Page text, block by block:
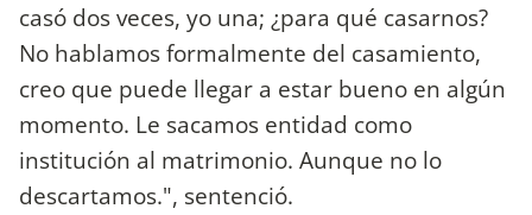
casó dos veces, yo una; ¿para qué casarnos?
No hablamos formalmente del casamiento,
creo que puede llegar a estar bueno en algún
momento. Le sacamos entidad como
institución al matrimonio. Aunque no lo
descartamos.", sentenció.